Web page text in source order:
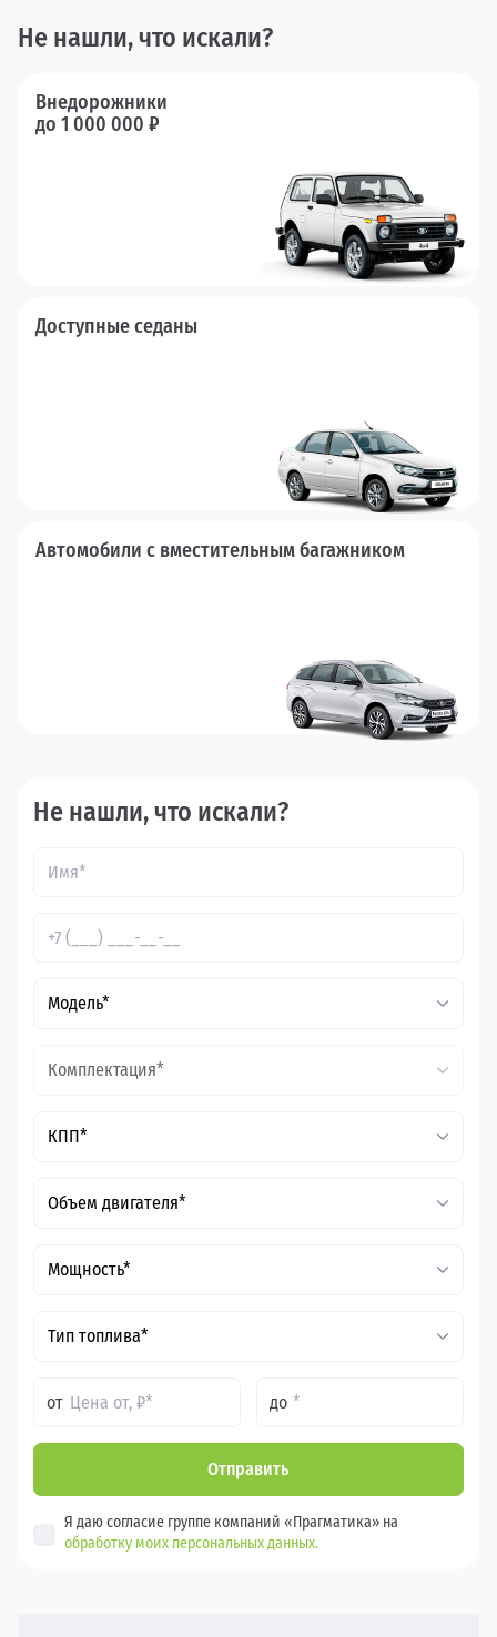
Не нашли, что искали?
Внедорожники
до 1 000 000 ₽
Доступные седаны
Автомобили с вместительным багажником
Не нашли, что искали?
Модель*
Комплектация*
КПП*
Объем двигателя*
Мощность*
Тип топлива*
от до
Отправить
Я даю согласие группе компаний «Прагматика» на
обработку моих персональных данных.